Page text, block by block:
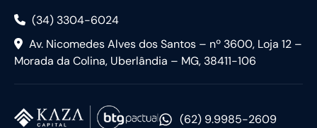
(34) 3304-6024
Av. Nicomedes Alves dos Santos – nº 3600, Loja 12 –
Morada da Colina, Uberlândia – MG, 38411-106
(62) 9.9985-2609